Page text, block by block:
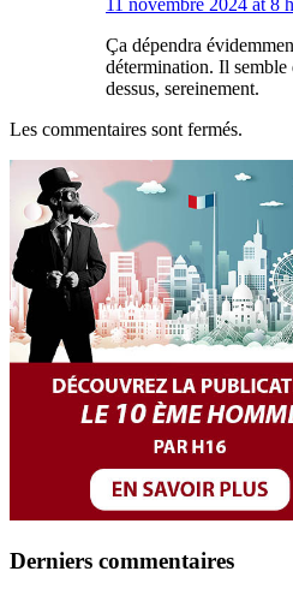
11 novembre 2024 at 8
Ça dépendra
détermination. Il semble
dessus, sereinement.
Les commentaires sont fermés.
Derniers commentaires